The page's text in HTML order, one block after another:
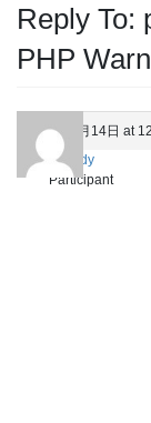
Reply To:
PHP
2023年8月14日 at
cloudy
Participant